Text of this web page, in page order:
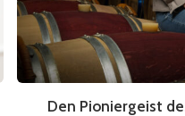
Den Pioniergeist